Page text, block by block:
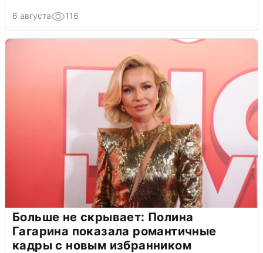
6 августа 116
Больше не скрывает: Полина
Гагарина показала романтичные
кадры с новым избранником